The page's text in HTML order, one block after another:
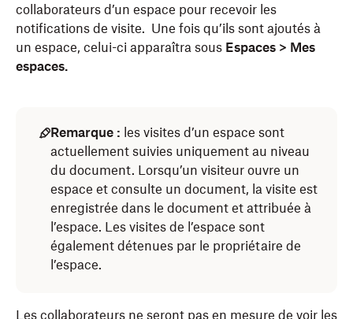
collaborateurs d’un espace pour recevoir les
notifications de visite. Une fois qu’ils sont ajoutés à
un espace, celui-ci apparaîtra sous Espaces > Mes
espaces.
Remarque : les visites d’un espace sont
actuellement suivies uniquement au niveau
du document. Lorsqu’un visiteur ouvre un
espace et consulte un document, la visite est
enregistrée dans le document et attribuée à
l’espace. Les visites de l’espace sont
également détenues par le propriétaire de
l’espace.
Les collaborateurs ne seront pas en mesure de voir les